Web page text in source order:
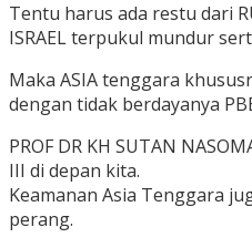
Tentu harus ada restu dari
ISRAEL terpukul mundur
Maka ASIA tenggara
dengan tidak berdayanya
PROF DR KH SUTAN
III di depan kita.
Keamanan Asia Tenggara
perang.